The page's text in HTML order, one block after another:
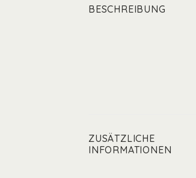
BESCHREIBUNG
ZUSÄTZLICHE
INFORMATIONEN